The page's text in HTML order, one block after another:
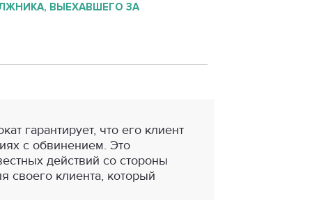
ВЫЕХАВШЕГО ЗА
гарантирует, что его клиент
с обвинением. Это
действий со стороны
своего клиента, который